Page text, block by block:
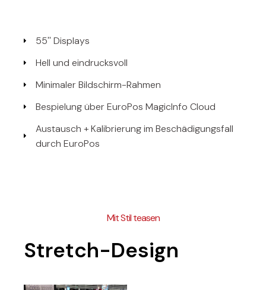
55'' Displays
Hell und eindrucksvoll
Minimaler Bildschirm-Rahmen
Bespielung über EuroPos MagicInfo Cloud
Austausch + Kalibrierung im Beschädigungsfall
durch EuroPos
Mit Stil teasen
Stretch-Design